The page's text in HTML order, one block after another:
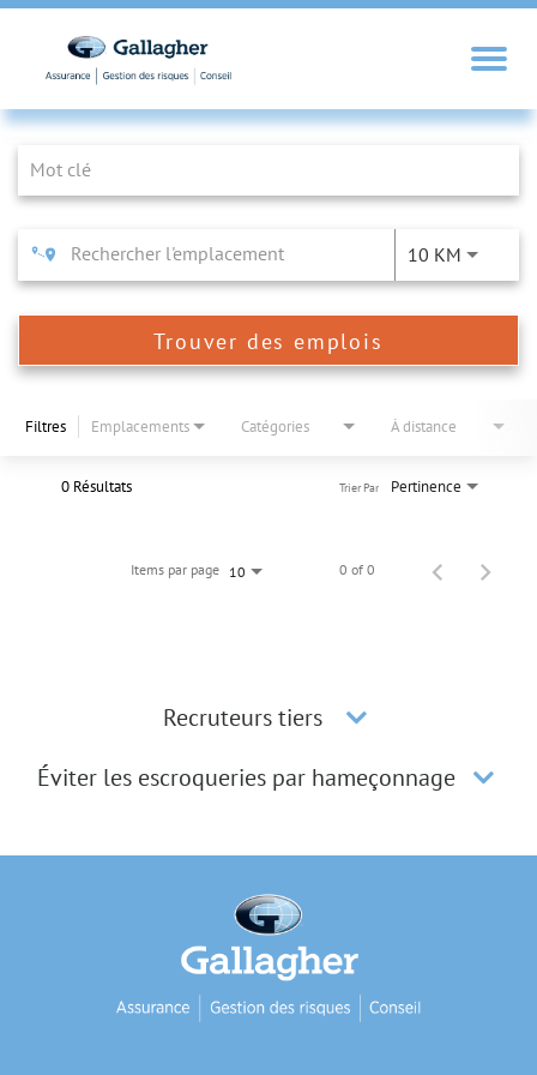
Job Search Page
10 KM
Trouver des emplois
Filtres Emplacements Catégories À distance
0 Résultats Pertinence
Trier Par
Items par page 10 0 of 0
Recruteurs tiers
Éviter les escroqueries par hameçonnage